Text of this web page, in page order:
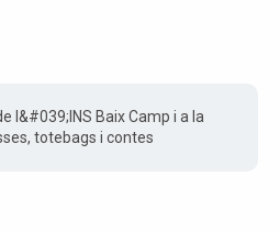
l&#039;INS Baix Camp i a la
totebags i contes